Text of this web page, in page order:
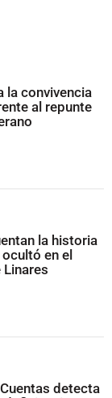
la convivencia
al repunte
la historia
en el
detecta